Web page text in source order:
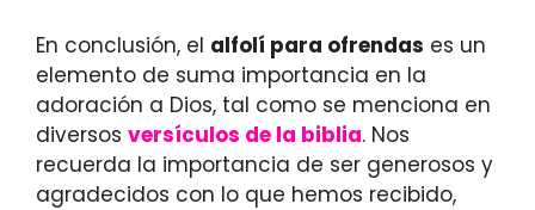
En conclusión, el alfolí para ofrendas es un
elemento de suma importancia en la
adoración a Dios, tal como se menciona en
diversos versículos de la biblia. Nos
recuerda la importancia de ser generosos y
agradecidos con lo que hemos recibido,